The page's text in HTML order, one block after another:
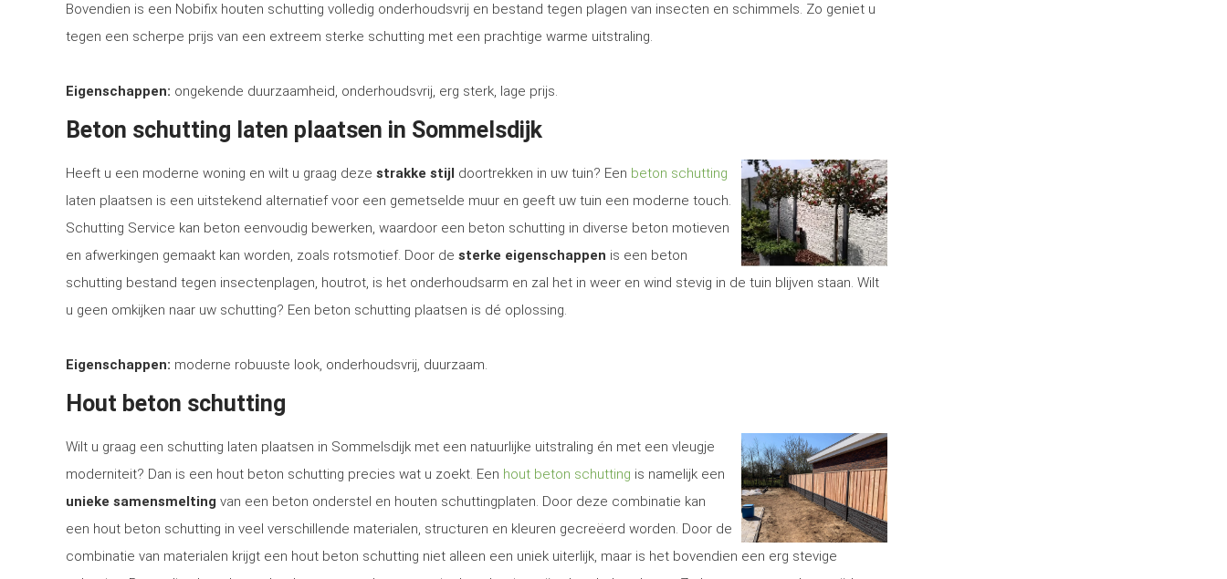
Bovendien is een Nobifix houten schutting volledig onderhoudsvrij en bestand tegen plagen van insecten en schimmels. Zo geniet u
tegen een scherpe prijs van een extreem sterke schutting met een prachtige warme uitstraling.
Eigenschappen: ongekende duurzaamheid, onderhoudsvrij, erg sterk, lage prijs.
Beton schutting laten plaatsen in Sommelsdijk
Heeft u een moderne woning en wilt u graag deze strakke stijl doortrekken in uw tuin? Een beton schutting
laten plaatsen is een uitstekend alternatief voor een gemetselde muur en geeft uw tuin een moderne touch.
Schutting Service kan beton eenvoudig bewerken, waardoor een beton schutting in diverse beton motieven
en afwerkingen gemaakt kan worden, zoals rotsmotief. Door de sterke eigenschappen is een beton
schutting bestand tegen insectenplagen, houtrot, is het onderhoudsarm en zal het in weer en wind stevig in de tuin blijven staan. Wilt
u geen omkijken naar uw schutting? Een beton schutting plaatsen is dé oplossing.
Eigenschappen: moderne robuuste look, onderhoudsvrij, duurzaam.
Hout beton schutting
Wilt u graag een schutting laten plaatsen in Sommelsdijk met een natuurlijke uitstraling én met een vleugje
moderniteit? Dan is een hout beton schutting precies wat u zoekt. Een hout beton schutting is namelijk een
unieke samensmelting van een beton onderstel en houten schuttingplaten. Door deze combinatie kan
een hout beton schutting in veel verschillende materialen, structuren en kleuren gecreëerd worden. Door de
combinatie van materialen krijgt een hout beton schutting niet alleen een uniek uiterlijk, maar is het bovendien een erg stevige